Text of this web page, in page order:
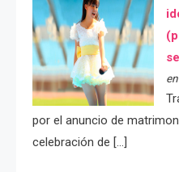
por el anuncio de
celebración de […]